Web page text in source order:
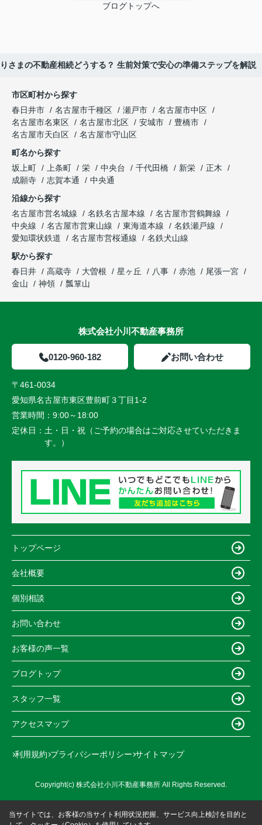
ブログトップへ
さまの不動産相続どうする？ 生前対策で安心の準備ステップを解説
市区町村から探す
春日井市
名古屋市千種区 瀬戸市
名古屋市中区
名古屋市名東区
名古屋市北区 安城市
豊橋市
名古屋市天白区
名古屋市守山区
町名から探す
坂上町
上条町 栄 中央台 千代田橋 新栄
正木
成願寺
志賀本通
中央通
沿線から探す
名古屋市営名城線
名鉄名古屋本線
名古屋市営鶴舞線
中央線
名古屋市営東山線 東海道本線
名鉄瀬戸線
愛知環状鉄道
名古屋市営桜通線
名鉄犬山線
駅から探す
春日井
高蔵寺 大曽根 星ヶ丘 八事 赤池
尾張一宮
金山
神領 瓢箪山
株式会社小川不動産事務所
0120-960-182 お問い合わせ
〒461-0034
愛知県名古屋市東区豊前町３丁目1-2
営業時間： 9:00～18:00
定休日： 土・日・祝（ご予約の場合はご対応させていただきま
す。）
トップページ
会社概要
個別相談
お問い合わせ
お客様の声一覧
ブログトップ
スタッフ一覧
アクセスマップ
利用規約 プライバシーポリシー サイトマップ
Copyright(c) 株式会社小川不動産事務所 All Rights Reserved.
当サイトでは、お客様の当サイト利用状況把握、サービス向上検討を目的と